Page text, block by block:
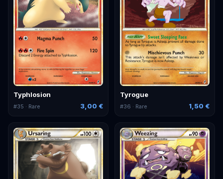
Typhlosion
#35 · Rare 3,00 €
Tyrogue
#36 · Rare 1,50 €